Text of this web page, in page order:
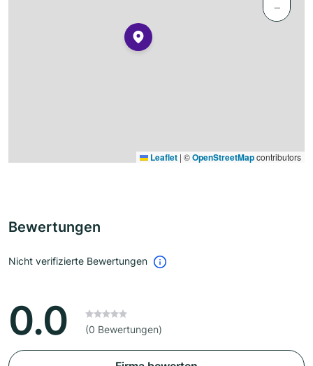
−
Leaflet | ©OpenStreetMapcontributors
Bewertungen
Nicht verifizierte Bewertungen
0.0 (0 Bewertungen)